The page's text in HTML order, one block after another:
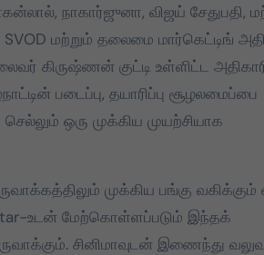
நாகார்ஜுனா, விஜய் சேதுபதி,
மற்றும் தலைமை மார்கெட்டிங்
கிருஷ்ணன் குட்டி உள்ளிட்ட
படைப்பு, தயாரிப்பு சூழலமைப்பை
ஒரு முக்கிய முயற்சியாக
முக்கிய பங்கு
உடன் மேற்கொள்ளப்படும் இந்தக்
சினிமாவுடன் இணைந்து
தமிழக வெற்றிக்
கழகத்தின்
தளபதி
அறிவுறுத்தலின்படி,
Mar 28, 2025